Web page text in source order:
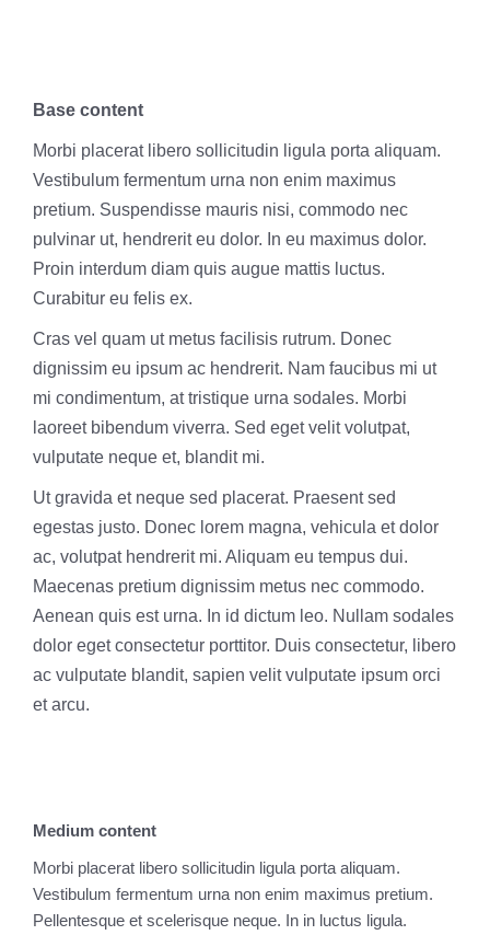
Base content
Morbi placerat libero sollicitudin ligula porta aliquam.
Vestibulum fermentum urna non enim maximus
pretium. Suspendisse mauris nisi, commodo nec
pulvinar ut, hendrerit eu dolor. In eu maximus dolor.
Proin interdum diam quis augue mattis luctus.
Curabitur eu felis ex.
Cras vel quam ut metus facilisis rutrum. Donec
dignissim eu ipsum ac hendrerit. Nam faucibus mi ut
mi condimentum, at tristique urna sodales. Morbi
laoreet bibendum viverra. Sed eget velit volutpat,
vulputate neque et, blandit mi.
Ut gravida et neque sed placerat. Praesent sed
egestas justo. Donec lorem magna, vehicula et dolor
ac, volutpat hendrerit mi. Aliquam eu tempus dui.
Maecenas pretium dignissim metus nec commodo.
Aenean quis est urna. In id dictum leo. Nullam sodales
dolor eget consectetur porttitor. Duis consectetur, libero
ac vulputate blandit, sapien velit vulputate ipsum orci
et arcu.
Medium content
Morbi placerat libero sollicitudin ligula porta aliquam.
Vestibulum fermentum urna non enim maximus pretium.
Pellentesque et scelerisque neque. In in luctus ligula.